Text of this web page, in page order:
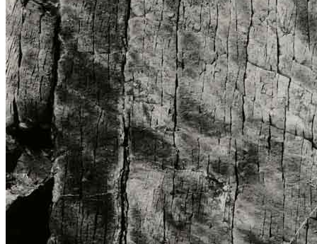
Collezione
Progetti
News
Area Media